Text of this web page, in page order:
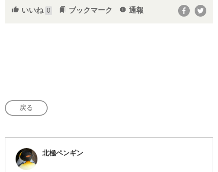
thumb_up いいね 0 bookmarks ブックマーク report 通報
戻る
北極ペンギン